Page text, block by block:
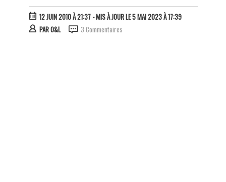
12 JUIN 2010 À 21:37- MIS À JOUR LE 5 MAI 2023 À 17:39
PARO&L 3 Commentaires